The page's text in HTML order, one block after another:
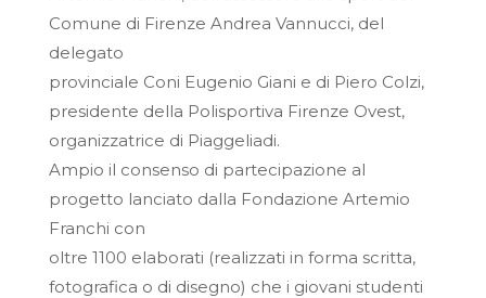
Comune di Firenze Andrea Vannucci, del
delegato
provinciale Coni Eugenio Giani e di Piero Colzi,
presidente della Polisportiva Firenze Ovest,
organizzatrice di Piaggeliadi.
Ampio il consenso di partecipazione al
progetto lanciato dalla Fondazione Artemio
Franchi con
oltre 1100 elaborati (realizzati in forma scritta,
fotografica o di disegno) che i giovani studenti